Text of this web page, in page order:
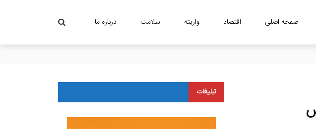
صفحه اصلی اقتصاد واریته سلامت درباره ما
تبلیغات